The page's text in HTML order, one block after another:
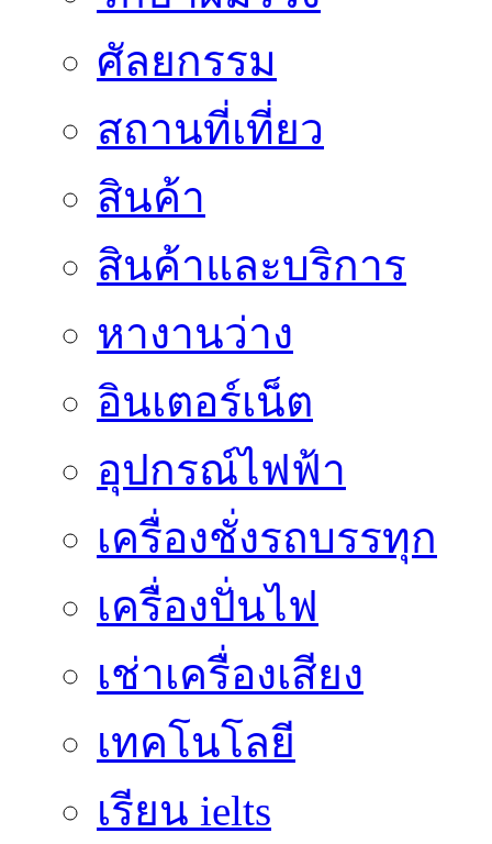
ศัลยกรรม
สถานที่เที่ยว
สินค้า
สินค้าและบริการ
หางานว่าง
อินเตอร์เน็ต
อุปกรณ์ไฟฟ้า
เครื่องชั่งรถบรรทุก
เครื่องปั่นไฟ
เช่าเครื่องเสียง
เทคโนโลยี
เรียน ielts